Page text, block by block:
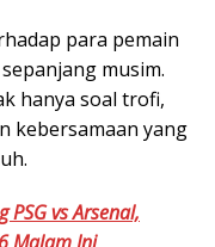
para pemain
musim.
hanya soal trofi,
kebersamaan yang
vs Arsenal,